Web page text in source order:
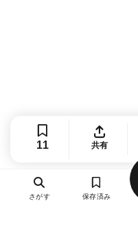
11 共有
さがす 保存済み